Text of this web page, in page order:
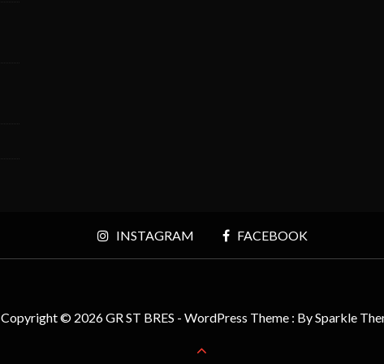
INSTAGRAM FACEBOOK
Copyright © 2026 GR ST BRES - WordPress Theme : BySparkle